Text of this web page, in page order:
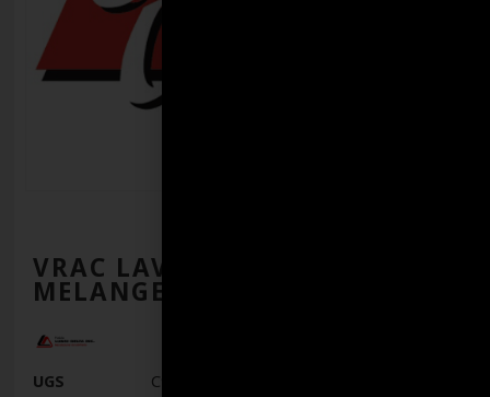
VRAC LAVE-VITRE PRE-
MELANGE
UGS
C9010V